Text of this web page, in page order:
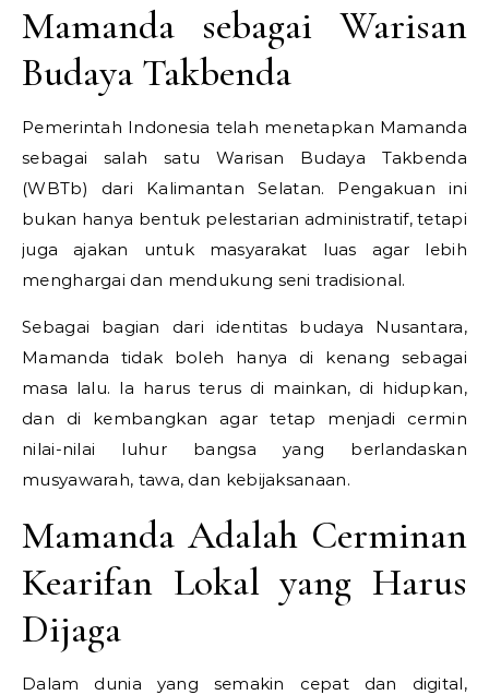
Mamanda sebagai Warisan
Budaya Takbenda
Pemerintah Indonesia telah menetapkan Mamanda
sebagai salah satu Warisan Budaya Takbenda
(WBTb) dari Kalimantan Selatan. Pengakuan ini
bukan hanya bentuk pelestarian administratif, tetapi
juga ajakan untuk masyarakat luas agar lebih
menghargai dan mendukung seni tradisional.
Sebagai bagian dari identitas budaya Nusantara,
Mamanda tidak boleh hanya di kenang sebagai
masa lalu. Ia harus terus di mainkan, di hidupkan,
dan di kembangkan agar tetap menjadi cermin
nilai-nilai luhur bangsa yang berlandaskan
musyawarah, tawa, dan kebijaksanaan.
Mamanda Adalah Cerminan
Kearifan Lokal yang Harus
Dijaga
Dalam dunia yang semakin cepat dan digital,